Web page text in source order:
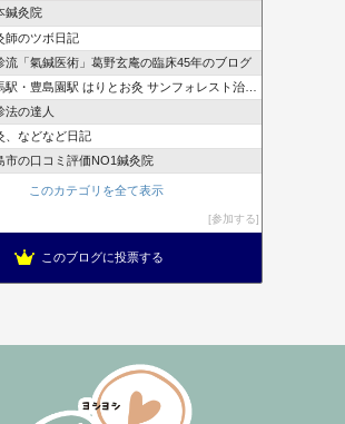
鍼灸院
師のツボ日記
流「氣鍼医術」葛野玄庵の臨床45年のブログ
・豊島園駅 はりとお灸 サンフォレスト治療院ブログ
法の達人
、などなど日記
市の口コミ評価NO1鍼灸院
このカテゴリを全て表示
参加する
このブログに投票する